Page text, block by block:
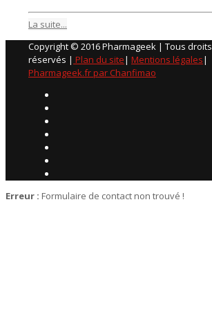
La suite...
Copyright © 2016 Pharmageek | Tous droits
réservés | Plan du site| Mentions légales|
Pharmageek.fr par Chanfimao
Erreur : Formulaire de contact non trouvé !